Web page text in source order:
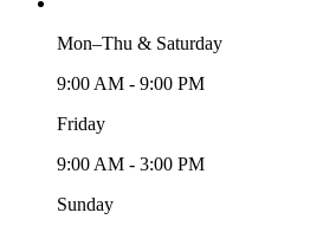
Mon–Thu & Saturday
9:00 AM - 9:00 PM
Friday
9:00 AM - 3:00 PM
Sunday